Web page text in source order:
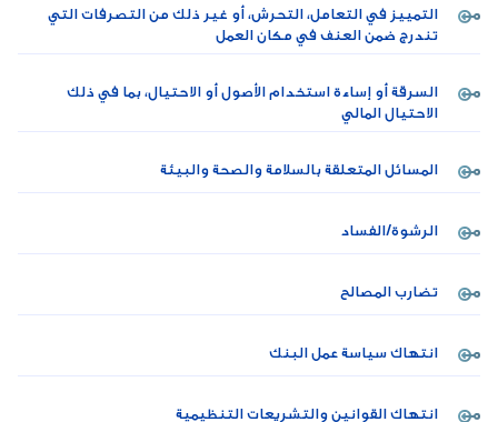
التمييز في التعامل، التحرش، أو غير ذلك من التصرفات التي
تندرج ضمن العنف في مكان العمل
السرقة أو إساءة استخدام الأصول أو الاحتيال، بما في ذلك
الاحتيال المالي
المسائل المتعلقة بالسلامة والصحة والبيئة
الرشوة/الفساد
تضارب المصالح
انتهاك سياسة عمل البنك
انتهاك القوانين والتشريعات التنظيمية